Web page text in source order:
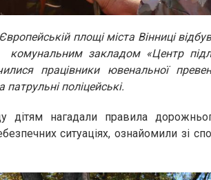
площі міста Вінниці
комунальним закладом «Центр
працівники ювенальної
патрульні поліцейські.
дітям нагадали правила
ситуаціях, ознайомили зі